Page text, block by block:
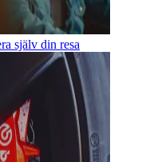
själv din resa